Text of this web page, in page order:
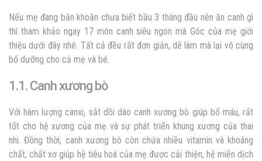
Nếu mẹ đang băn khoăn chưa biết bầu 3 tháng đầu nên ăn canh gì
thì tham khảo ngay 17 món canh siêu ngon mà Góc của mẹ giới
thiệu dưới đây nhé. Tất cả đều rất đơn giản, dễ làm mà lại vô cùng
bổ dưỡng cho cả mẹ và bé.
1.1. Canh xương bò
Với hàm lượng canxi, sắt dồi dào canh xương bò giúp bổ máu, rất
tốt cho hệ xương của mẹ và sự phát triển khung xương của thai
nhi. Đồng thời, canh xương bò còn chứa nhiều vitamin và khoáng
chất, chất xơ giúp hệ tiêu hoá của mẹ được cải thiện, hệ miễn dịch